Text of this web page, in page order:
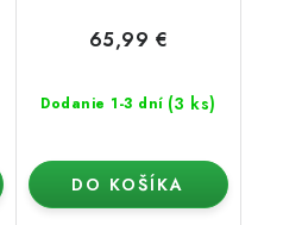
Dodanie 1-3 dní (3 ks)
65,99 €
DO KOŠÍKA